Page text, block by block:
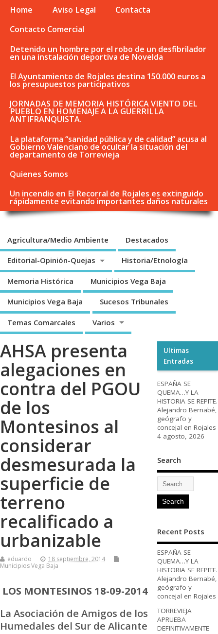
Home Aviso Legal
Contacta
Contacto Comercial
Detenido un hombre por el robo de un desfibrilador
en una instalación deportiva de Novelda
El Ayuntamiento de Rojales destina 150.000 euros a
los presupuestos participativos
JORNADAS DE MEMORIA HISTÓRICA VIENTO DEL
PUEBLO EN HOMENAJE A LA GUERRILLA
ANTIFRANQUISTA.
La plataforma “sanidad pública y de calidad” acusa al
Gobierno Valenciano de ocultar la situación del
departamento de Torrevieja
Quienes Somos
Un incendio en El Recorral de Rojales es extinguido
rápidamente evitando importantes daños naturales
Agricultura/Medio Ambiente Destacados
Editorial-Opinión-Quejas Historia/Etnología
Memoria Histórica Municipios Vega Baja
Municipios Vega Baja Sucesos Tribunales
Temas Comarcales Varios
AHSA presenta
alegaciones en
contra del PGOU
de los
Montesinos al
considerar
desmesurada la
superficie de
terreno
recalificado a
urbanizable
eduardo
18 septiembre, 2014
Municipios Vega Baja
LOS MONTESINOS 18-09-2014
La Asociación de Amigos de los
Humedales del Sur de Alicante
Ultimas
Entradas
ESPAÑA SE
QUEMA…Y LA
HISTORIA SE REPITE.
Alejandro Bernabé,
geógrafo y
concejal en Rojales
4 agosto, 2026
Search
Recent Posts
ESPAÑA SE
QUEMA…Y LA
HISTORIA SE REPITE.
Alejandro Bernabé,
geógrafo y
concejal en Rojales
TORREVIEJA
APRUEBA
DEFINITIVAMENTE